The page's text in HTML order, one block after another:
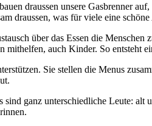
draussen unsere Gasbrenner
draussen, was für viele eine
über das Essen die
auch Kinder. So entsteht
Sie stellen die Menus
ganz unterschiedliche Leute: